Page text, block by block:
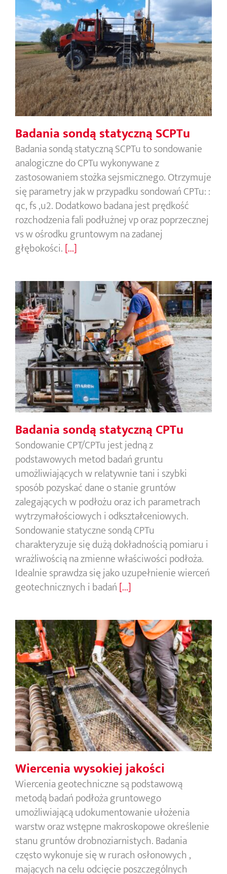
Badania sondą statyczną SCPTu
Badania sondą statyczną SCPTu
Badania sondą statyczną SCPTu to sondowanie
analogiczne do CPTu wykonywane z
zastosowaniem stożka sejsmicznego. Otrzymuje
się parametry jak w przypadku sondowań CPTu: :
qc, fs ,u2. Dodatkowo badana jest prędkość
rozchodzenia fali podłużnej vp oraz poprzecznej
vs w ośrodku gruntowym na zadanej
głębokości.[...]
Badania sondą statyczną CPTu
Badania sondą statyczną CPTu
Sondowanie CPT/CPTu jest jedną z
podstawowych metod badań gruntu
umożliwiających w relatywnie tani i szybki
sposób pozyskać dane o stanie gruntów
zalegających w podłożu oraz ich parametrach
wytrzymałościowych i odkształceniowych.
Sondowanie statyczne sondą CPTu
charakteryzuje się dużą dokładnością pomiaru i
wrażliwością na zmienne właściwości podłoża.
Idealnie sprawdza się jako uzupełnienie wierceń
geotechnicznych i badań[...]
Wiercenia wysokiej jakości
Wiercenia wysokiej jakości
Wiercenia geotechniczne są podstawową
metodą badań podłoża gruntowego
umożliwiającą udokumentowanie ułożenia
warstw oraz wstępne makroskopowe określenie
stanu gruntów drobnoziarnistych. Badania
często wykonuje się w rurach osłonowych ,
mających na celu odcięcie poszczególnych